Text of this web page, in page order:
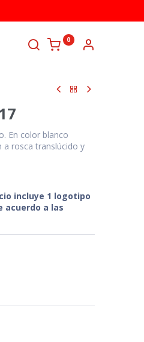
0
En color blanco
a rosca translúcido y
incluye 1 logotipo
acuerdo a las